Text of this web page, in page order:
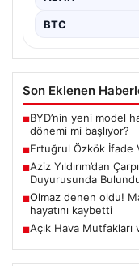
BTC
Son Eklenen
■BYD’nin yeni model
dönemi mi başlıyor?
■Ertuğrul Özkök İfade
■Aziz Yıldırım’dan
Duyurusunda
■Olmaz denen oldu!
hayatını kaybetti
■Açık Hava Mutfakları